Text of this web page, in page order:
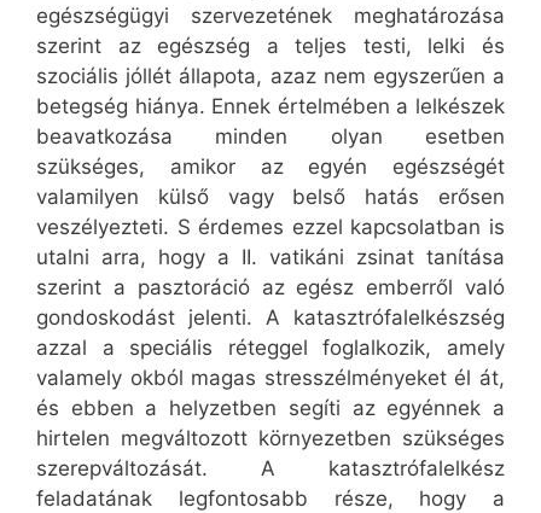
egészségügyi szervezetének meghatározása
szerint az egészség a teljes testi, lelki és
szociális jóllét állapota, azaz nem egyszerűen a
betegség hiánya. Ennek értelmében a lelkészek
beavatkozása minden olyan esetben
szükséges, amikor az egyén egészségét
valamilyen külső vagy belső hatás erősen
veszélyezteti. S érdemes ezzel kapcsolatban is
utalni arra, hogy a II. vatikáni zsinat tanítása
szerint a pasztoráció az egész emberről való
gondoskodást jelenti. A katasztrófalelkészség
azzal a speciális réteggel foglalkozik, amely
valamely okból magas stresszélményeket él át,
és ebben a helyzetben segíti az egyénnek a
hirtelen megváltozott környezetben szükséges
szerepváltozását. A katasztrófalelkész
feladatának legfontosabb része, hogy a